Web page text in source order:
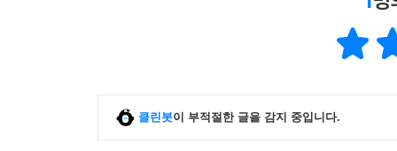
클린봇이 부적절한 글을 감지 중입니다.